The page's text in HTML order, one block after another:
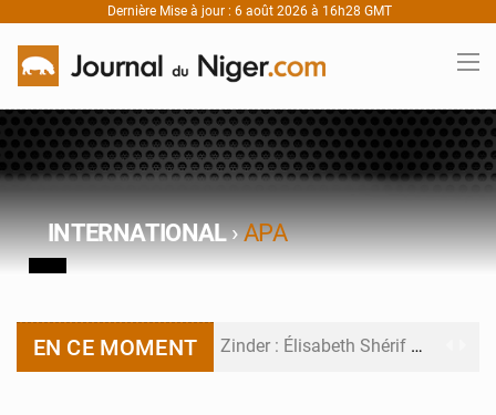
Dernière Mise à jour : 6 août 2026 à 16h28 GMT
INTERNATIONAL›APA
EN CE MOMENT Zinder : Élisabeth Shérif visite l’école Birni Garçon